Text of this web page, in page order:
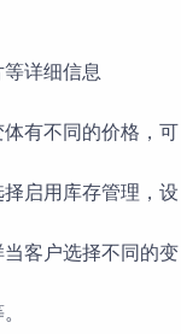
详细信息
有不同的价格，可
启用库存管理，设
客户选择不同的变